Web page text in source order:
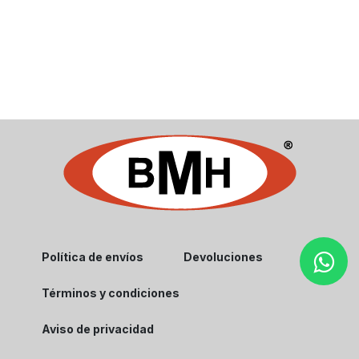
Política de envíos Devoluciones
Términos y condiciones
Aviso de privacidad